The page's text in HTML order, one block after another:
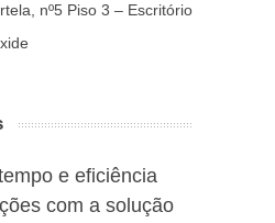
nº5 Piso 3 – Escritório
e eficiência
com a solução